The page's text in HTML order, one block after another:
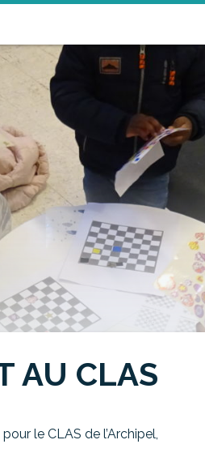
AU CLAS
le CLAS de l’Archipel,